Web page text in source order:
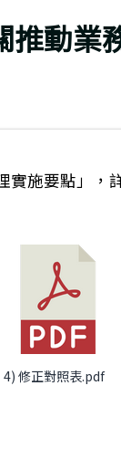
推動業
會115年度暑
實施要點」，
4) 修正對照表.pdf